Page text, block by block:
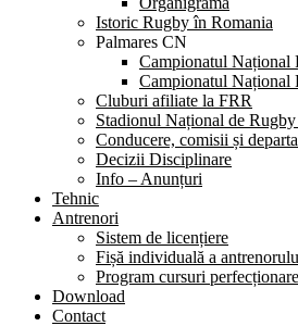
Istoric Rugby în Romania
Palmares CN
Campionatul Național
Campionatul Național
Cluburi afiliate la FRR
Stadionul Național de
Conducere, comisii și
Decizii Disciplinare
Info – Anunțuri
Tehnic
Antrenori
Sistem de licențiere
Fișă individuală a
Program cursuri
Download
Contact